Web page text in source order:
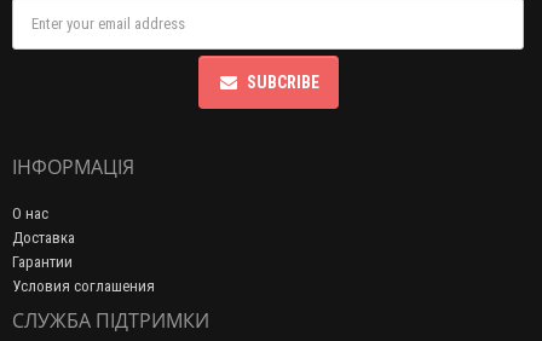
SUBCRIBE
ІНФОРМАЦІЯ
О нас
Доставка
Гарантии
Условия соглашения
СЛУЖБА ПІДТРИМКИ